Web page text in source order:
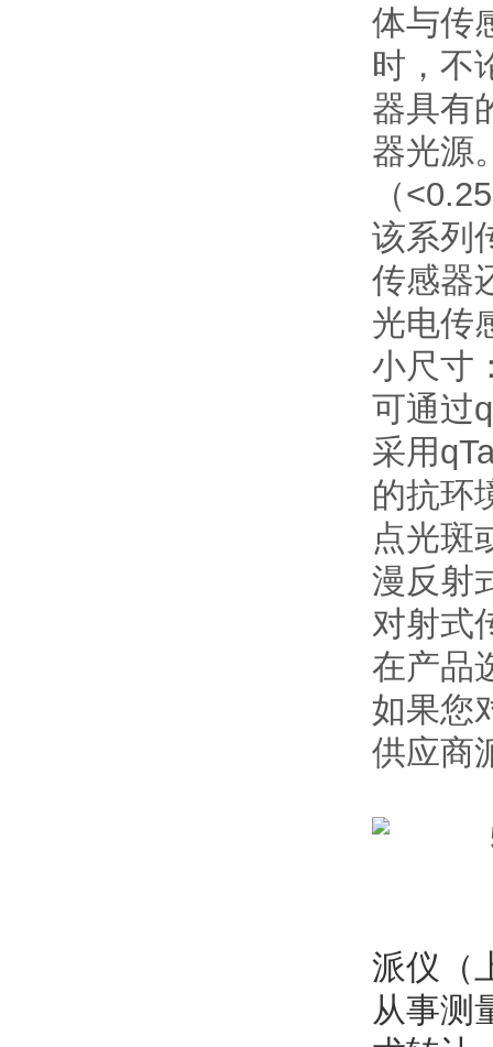
体与传
时，不
器具有
器光源
（
该系列
传感器
光电传
小尺寸
可通过
采用
的抗环
点光斑
漫反射
对射式
在产品
如果您
供应商
派仪（
从事测